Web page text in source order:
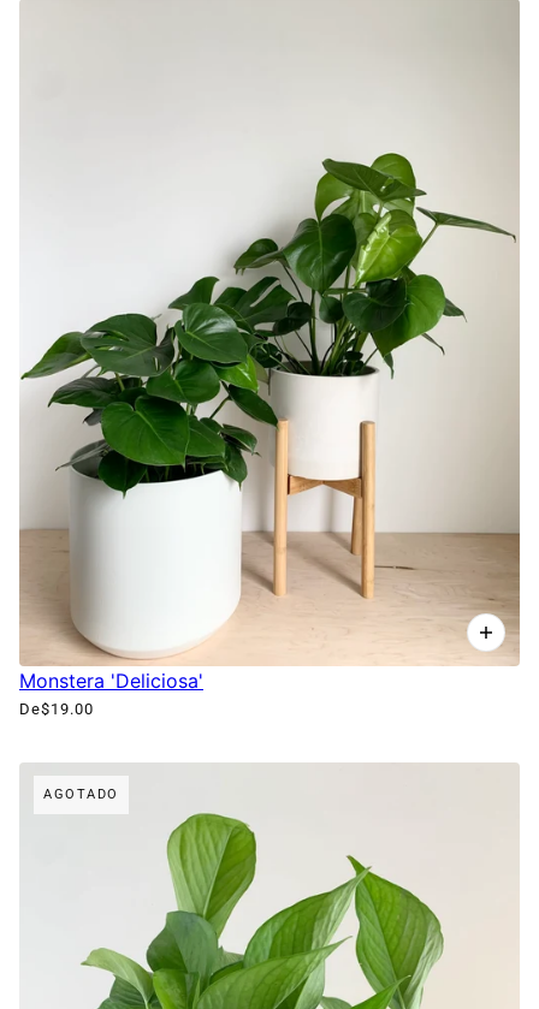
Monstera 'Deliciosa'
De$19.00
AGOTADO